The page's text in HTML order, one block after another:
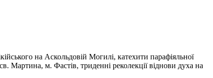
на Аскольдовій Могилі, катехити парафіяльної
Мартина, м. Фастів, триденні реколекції віднови духа на